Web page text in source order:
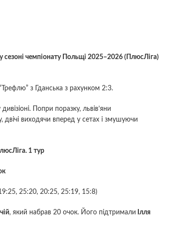
чемпіонату Польщі 2025–2026 (ПлюсЛіга)
з Гданська з рахунком 2:3.
Попри поразку, львів’яни
виходячи вперед у сетах і змушуючи
1 тур
25:20, 20:25, 25:19, 15:8)
, який набрав 20 очок. Його підтримали Ілля